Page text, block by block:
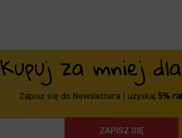
Kupuj za mniej
Zapisz się do Newslettera i uzyskaj 5%
ZAPISZ SIĘ